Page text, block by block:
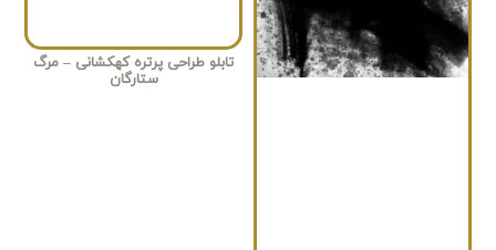
تابلو طراحی پرتره کهکشانی – مرگ
ستارگان